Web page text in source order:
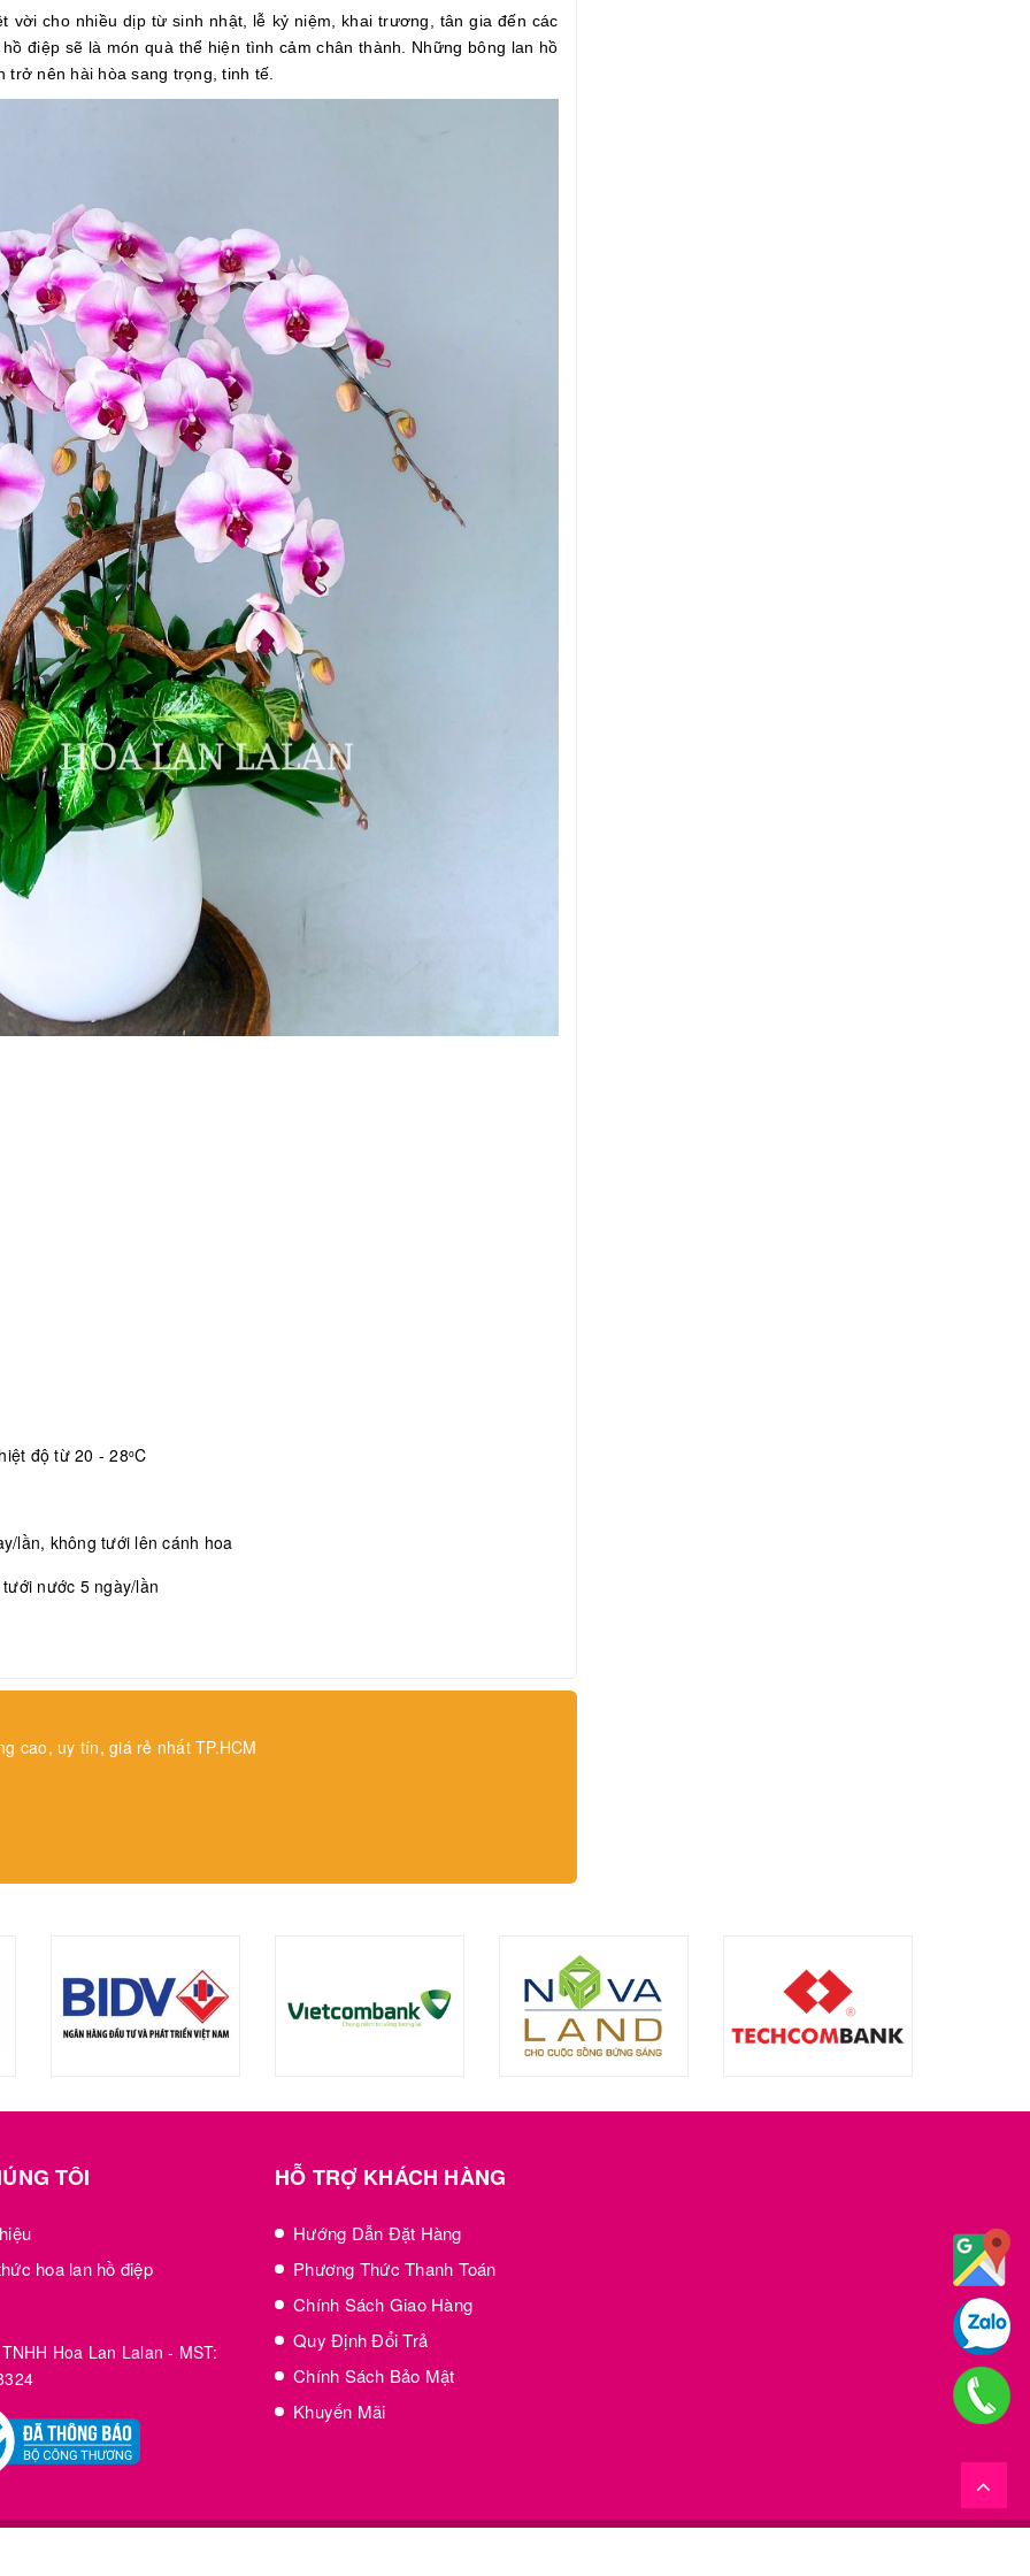
vời cho nhiều dịp từ sinh nhật, lễ kỷ niệm, khai trương, tân gia đến các
điệp sẽ là món quà thể hiện tình cảm chân thành. Những bông lan hồ
trở nên hài hòa sang trọng, tinh tế.
độ từ 20 - 28oC
lần, không tưới lên cánh hoa
nước 5 ngày/lần
cao, uy tín, giá rẻ nhất TP.HCM
TÔI
hoa lan hồ điệp
Hoa Lan Lalan - MST:
HỖ TRỢ KHÁCH HÀNG
Hướng Dẫn Đặt Hàng
Phương Thức Thanh Toán
Chính Sách Giao Hàng
Quy Định Đổi Trả
Chính Sách Bảo Mật
Khuyến Mãi